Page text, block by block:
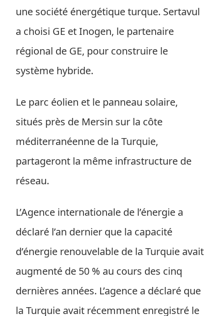
une société énergétique turque. Sertavul
a choisi GE et Inogen, le partenaire
régional de GE, pour construire le
système hybride.
Le parc éolien et le panneau solaire,
situés près de Mersin sur la côte
méditerranéenne de la Turquie,
partageront la même infrastructure de
réseau.
L’Agence internationale de l’énergie a
déclaré l’an dernier que la capacité
d’énergie renouvelable de la Turquie avait
augmenté de 50 % au cours des cinq
dernières années. L’agence a déclaré que
la Turquie avait récemment enregistré le